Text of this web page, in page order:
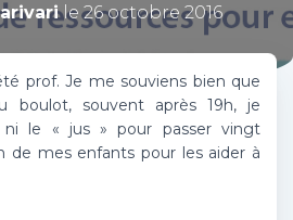
V
G
A
le26 octobre 2016
prof. Je me souviens bien que
boulot, souvent après 19h, je
ni le « jus » pour passer vingt
de mes enfants pour les aider à